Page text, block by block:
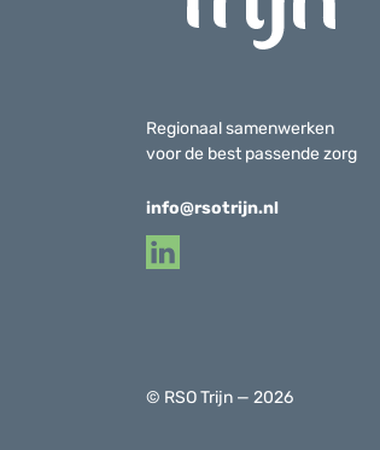
Regionaal samenwerken
voor de best passende zorg
info@rsotrijn.nl
© RSO Trijn — 2026